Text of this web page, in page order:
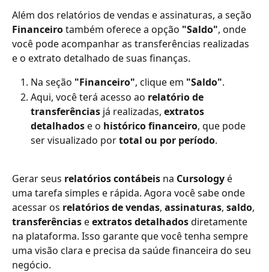
Além dos relatórios de vendas e assinaturas, a seção
Financeiro também oferece a opção "Saldo", onde
você pode acompanhar as transferências realizadas
e o extrato detalhado de suas finanças.
Na seção "Financeiro", clique em "Saldo".
Aqui, você terá acesso ao relatório de
transferências já realizadas, extratos
detalhados e o histórico financeiro, que pode
ser visualizado por total ou por período.
Gerar seus relatórios contábeis na Cursology é
uma tarefa simples e rápida. Agora você sabe onde
acessar os relatórios de vendas, assinaturas, saldo,
transferências e extratos detalhados diretamente
na plataforma. Isso garante que você tenha sempre
uma visão clara e precisa da saúde financeira do seu
negócio.